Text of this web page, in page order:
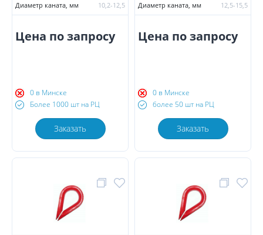
Диаметр каната, мм 10,2-12,5
Цена по запросу
0 в Минске
Более 1000 шт на РЦ
Заказать
Диаметр каната, мм 12,5-15,5
Цена по запросу
0 в Минске
более 50 шт на РЦ
Заказать